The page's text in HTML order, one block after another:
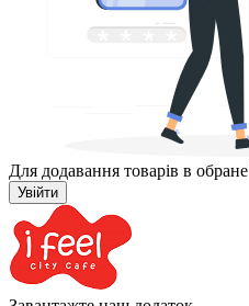
Для додавання товарів в
Увійти